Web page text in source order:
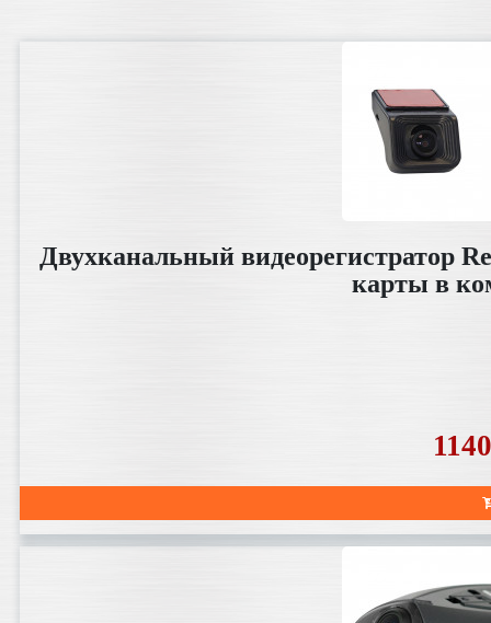
Двухканальный видеорегистратор
карты в